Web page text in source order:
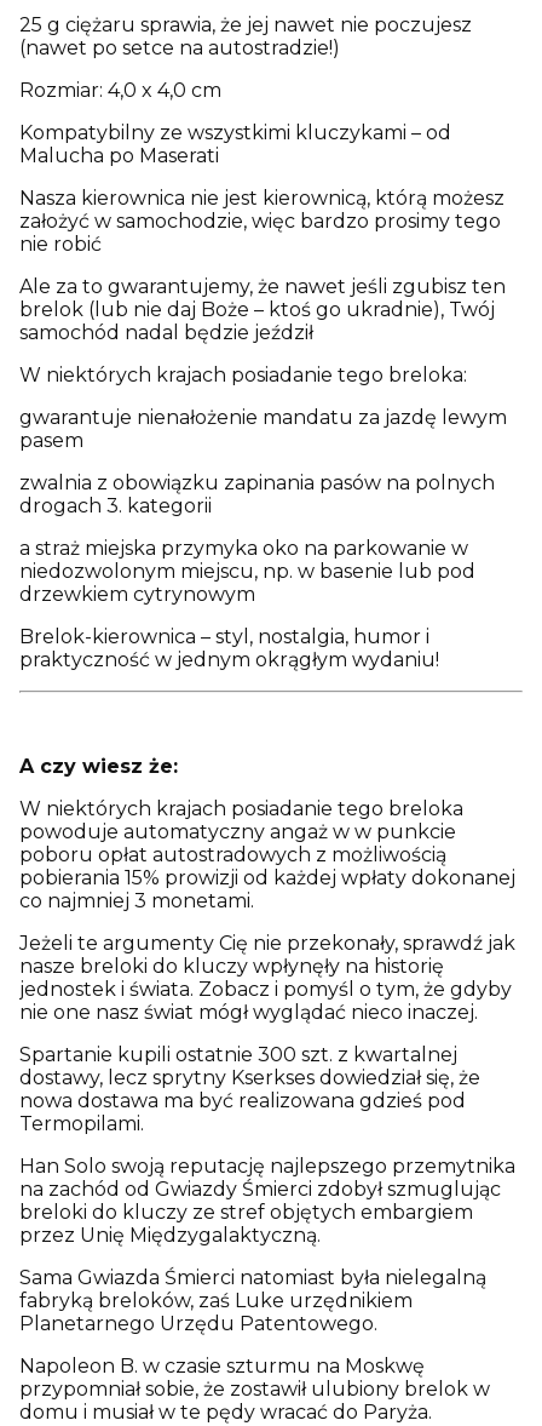
25 g ciężaru sprawia, że jej nawet nie poczujesz
(nawet po setce na autostradzie!)
Rozmiar: 4,0 x 4,0 cm
Kompatybilny ze wszystkimi kluczykami – od
Malucha po Maserati
Nasza kierownica nie jest kierownicą, którą możesz
założyć w samochodzie, więc bardzo prosimy tego
nie robić
Ale za to gwarantujemy, że nawet jeśli zgubisz ten
brelok (lub nie daj Boże – ktoś go ukradnie), Twój
samochód nadal będzie jeździł
W niektórych krajach posiadanie tego breloka:
gwarantuje nienałożenie mandatu za jazdę lewym
pasem
zwalnia z obowiązku zapinania pasów na polnych
drogach 3. kategorii
a straż miejska przymyka oko na parkowanie w
niedozwolonym miejscu, np. w basenie lub pod
drzewkiem cytrynowym
Brelok-kierownica – styl, nostalgia, humor i
praktyczność w jednym okrągłym wydaniu!
A czy wiesz że:
W niektórych krajach posiadanie tego breloka
powoduje automatyczny angaż w w punkcie
poboru opłat autostradowych z możliwością
pobierania 15% prowizji od każdej wpłaty dokonanej
co najmniej 3 monetami.
Jeżeli te argumenty Cię nie przekonały, sprawdź jak
nasze breloki do kluczy wpłynęły na historię
jednostek i świata. Zobacz i pomyśl o tym, że gdyby
nie one nasz świat mógł wyglądać nieco inaczej.
Spartanie kupili ostatnie 300 szt. z kwartalnej
dostawy, lecz sprytny Kserkses dowiedział się, że
nowa dostawa ma być realizowana gdzieś pod
Termopilami.
Han Solo swoją reputację najlepszego przemytnika
na zachód od Gwiazdy Śmierci zdobył szmuglując
breloki do kluczy ze stref objętych embargiem
przez Unię Międzygalaktyczną.
Sama Gwiazda Śmierci natomiast była nielegalną
fabryką breloków, zaś Luke urzędnikiem
Planetarnego Urzędu Patentowego.
Napoleon B. w czasie szturmu na Moskwę
przypomniał sobie, że zostawił ulubiony brelok w
domu i musiał w te pędy wracać do Paryża.